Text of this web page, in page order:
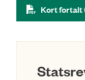
Kort fortalt